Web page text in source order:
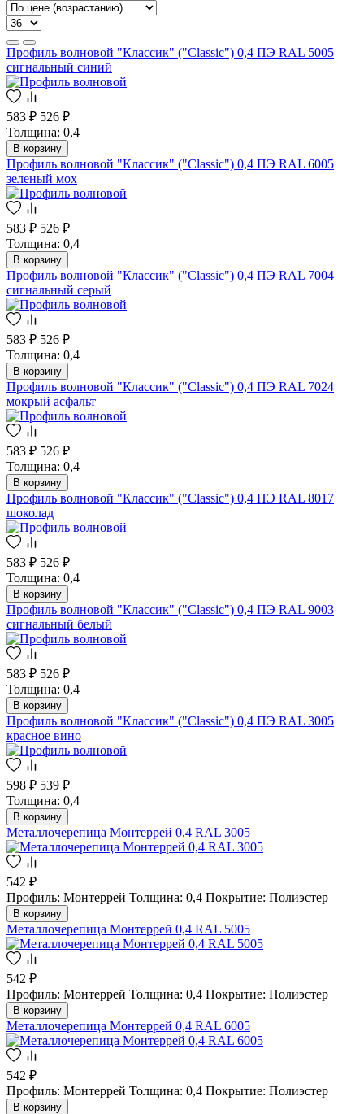
Профиль волновой "Классик" ("Classic") 0,4 ПЭ RAL 5005
сигнальный синий
583 ₽ 526 ₽
Толщина: 0,4
В корзину
Профиль волновой "Классик" ("Classic") 0,4 ПЭ RAL 6005
зеленый мох
583 ₽ 526 ₽
Толщина: 0,4
В корзину
Профиль волновой "Классик" ("Classic") 0,4 ПЭ RAL 7004
сигнальный серый
583 ₽ 526 ₽
Толщина: 0,4
В корзину
Профиль волновой "Классик" ("Classic") 0,4 ПЭ RAL 7024
мокрый асфальт
583 ₽ 526 ₽
Толщина: 0,4
В корзину
Профиль волновой "Классик" ("Classic") 0,4 ПЭ RAL 8017
шоколад
583 ₽ 526 ₽
Толщина: 0,4
В корзину
Профиль волновой "Классик" ("Classic") 0,4 ПЭ RAL 9003
сигнальный белый
583 ₽ 526 ₽
Толщина: 0,4
В корзину
Профиль волновой "Классик" ("Classic") 0,4 ПЭ RAL 3005
красное вино
598 ₽ 539 ₽
Толщина: 0,4
В корзину
Металлочерепица Монтеррей 0,4 RAL 3005
542 ₽
Профиль: Монтеррей Толщина: 0,4 Покрытие: Полиэстер
В корзину
Металлочерепица Монтеррей 0,4 RAL 5005
542 ₽
Профиль: Монтеррей Толщина: 0,4 Покрытие: Полиэстер
В корзину
Металлочерепица Монтеррей 0,4 RAL 6005
542 ₽
Профиль: Монтеррей Толщина: 0,4 Покрытие: Полиэстер
В корзину